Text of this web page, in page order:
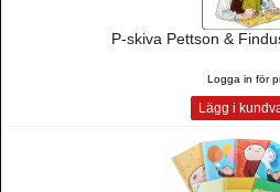
P-skiva Pettson &
Logga in för
Lägg i